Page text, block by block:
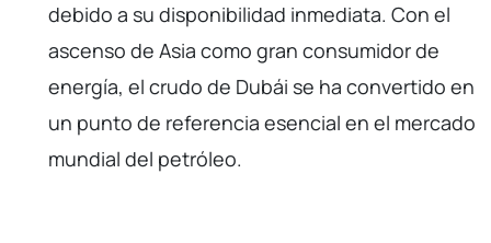
debido a su disponibilidad inmediata. Con el
ascenso de Asia como gran consumidor de
energía, el crudo de Dubái se ha convertido en
un punto de referencia esencial en el mercado
mundial del petróleo.